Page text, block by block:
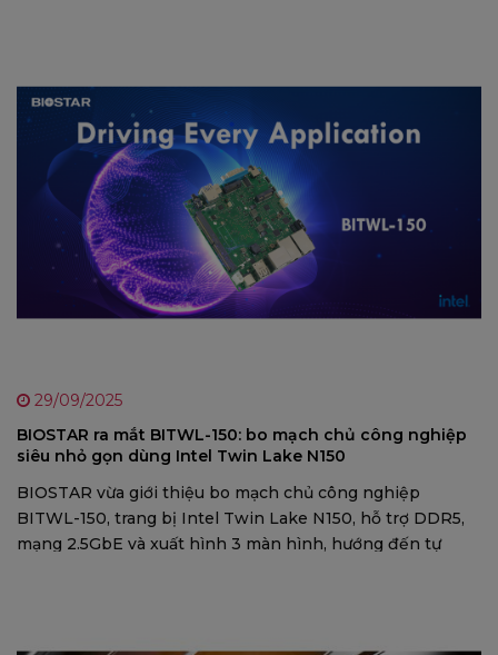
29/09/2025
BIOSTAR ra mắt BITWL-150: bo mạch chủ công nghiệp
siêu nhỏ gọn dùng Intel Twin Lake N150
BIOSTAR vừa giới thiệu bo mạch chủ công nghiệp
BITWL-150, trang bị Intel Twin Lake N150, hỗ trợ DDR5,
mạng 2.5GbE và xuất hình 3 màn hình, hướng đến tự